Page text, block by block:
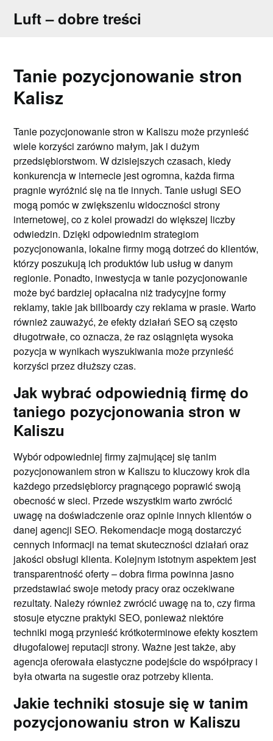
Luft – dobre treści
Tanie pozycjonowanie stron
Kalisz
Tanie pozycjonowanie stron w Kaliszu może przynieść
wiele korzyści zarówno małym, jak i dużym
przedsiębiorstwom. W dzisiejszych czasach, kiedy
konkurencja w internecie jest ogromna, każda firma
pragnie wyróżnić się na tle innych. Tanie usługi SEO
mogą pomóc w zwiększeniu widoczności strony
internetowej, co z kolei prowadzi do większej liczby
odwiedzin. Dzięki odpowiednim strategiom
pozycjonowania, lokalne firmy mogą dotrzeć do klientów,
którzy poszukują ich produktów lub usług w danym
regionie. Ponadto, inwestycja w tanie pozycjonowanie
może być bardziej opłacalna niż tradycyjne formy
reklamy, takie jak billboardy czy reklama w prasie. Warto
również zauważyć, że efekty działań SEO są często
długotrwałe, co oznacza, że raz osiągnięta wysoka
pozycja w wynikach wyszukiwania może przynieść
korzyści przez dłuższy czas.
Jak wybrać odpowiednią firmę do
taniego pozycjonowania stron w
Kaliszu
Wybór odpowiedniej firmy zajmującej się tanim
pozycjonowaniem stron w Kaliszu to kluczowy krok dla
każdego przedsiębiorcy pragnącego poprawić swoją
obecność w sieci. Przede wszystkim warto zwrócić
uwagę na doświadczenie oraz opinie innych klientów o
danej agencji SEO. Rekomendacje mogą dostarczyć
cennych informacji na temat skuteczności działań oraz
jakości obsługi klienta. Kolejnym istotnym aspektem jest
transparentność oferty – dobra firma powinna jasno
przedstawiać swoje metody pracy oraz oczekiwane
rezultaty. Należy również zwrócić uwagę na to, czy firma
stosuje etyczne praktyki SEO, ponieważ niektóre
techniki mogą przynieść krótkoterminowe efekty kosztem
długofalowej reputacji strony. Ważne jest także, aby
agencja oferowała elastyczne podejście do współpracy i
była otwarta na sugestie oraz potrzeby klienta.
Jakie techniki stosuje się w tanim
pozycjonowaniu stron w Kaliszu